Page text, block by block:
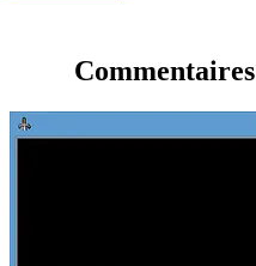
Commentaires